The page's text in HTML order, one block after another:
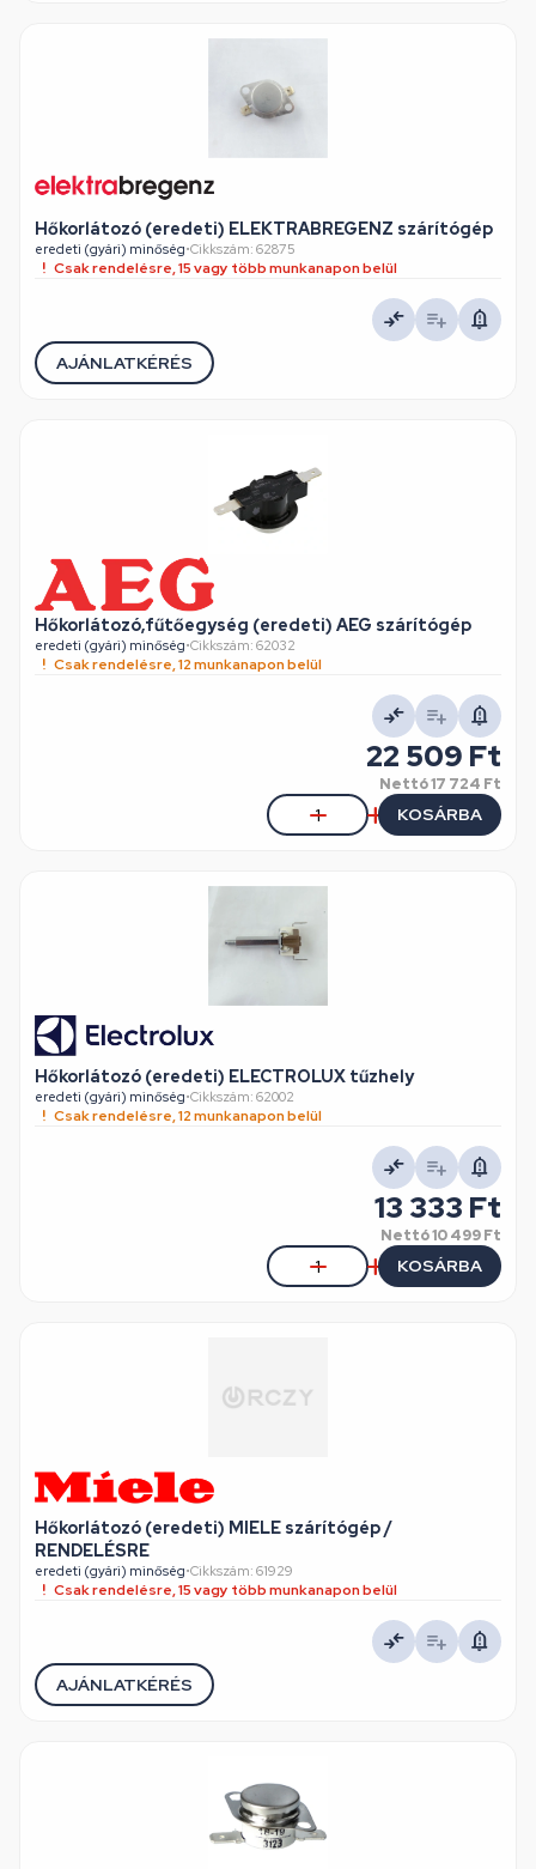
Hőkorlátozó (eredeti) ELEKTRABREGENZ szárítógép
eredeti (gyári) minőség•Cikkszám: 62875
Csak rendelésre, 15 vagy több munkanapon belül
AJÁNLATKÉRÉS
Hőkorlátozó,fűtőegység (eredeti) AEG szárítógép
eredeti (gyári) minőség•Cikkszám: 62032
Csak rendelésre, 12 munkanapon belül
22 509 Ft
Nettó17 724 Ft
KOSÁRBA
Hőkorlátozó (eredeti) ELECTROLUX tűzhely
eredeti (gyári) minőség•Cikkszám: 62002
Csak rendelésre, 12 munkanapon belül
13 333 Ft
Nettó10 499 Ft
KOSÁRBA
Hőkorlátozó (eredeti) MIELE szárítógép /
RENDELÉSRE
eredeti (gyári) minőség•Cikkszám: 61929
Csak rendelésre, 15 vagy több munkanapon belül
AJÁNLATKÉRÉS